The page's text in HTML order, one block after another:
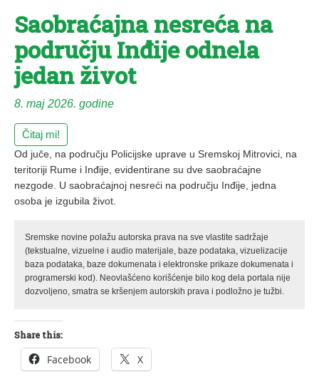
Saobraćajna nesreća na
području Inđije odnela
jedan život
8. maj 2026. godine
Čitaj mi!
Od juče, na području Policijske uprave u Sremskoj Mitrovici, na
teritoriji Rume i Inđije, evidentirane su dve saobraćajne
nezgode. U saobraćajnoj nesreći na području Inđije, jedna
osoba je izgubila život.
Sremske novine polažu autorska prava na sve vlastite sadržaje
(tekstualne, vizuelne i audio materijale, baze podataka, vizuelizacije
baza podataka, baze dokumenata i elektronske prikaze dokumenata i
programerski kod). Neovlašćeno korišćenje bilo kog dela portala nije
dozvoljeno, smatra se kršenjem autorskih prava i podložno je tužbi.
Share this:
Facebook X